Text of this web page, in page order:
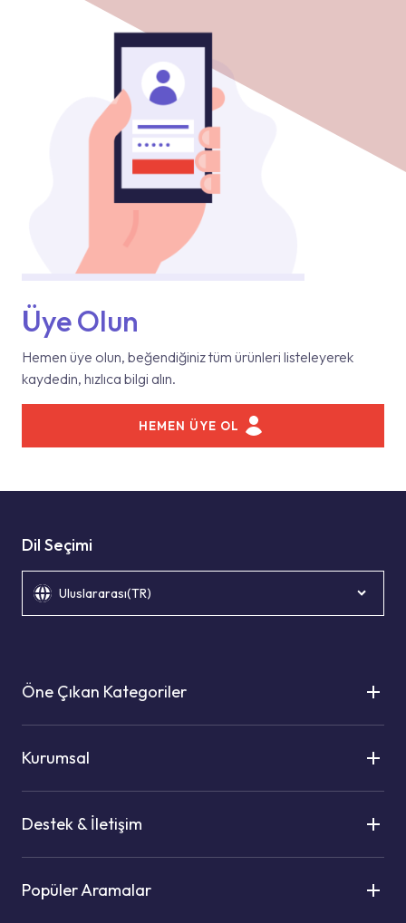
Üye Olun
Hemen üye olun, beğendiğiniz tüm ürünleri listeleyerek
kaydedin, hızlıca bilgi alın.
HEMEN ÜYE OL
Dil Seçimi
Uluslararası(TR)
Öne Çıkan Kategoriler
Kurumsal
Destek & İletişim
Popüler Aramalar